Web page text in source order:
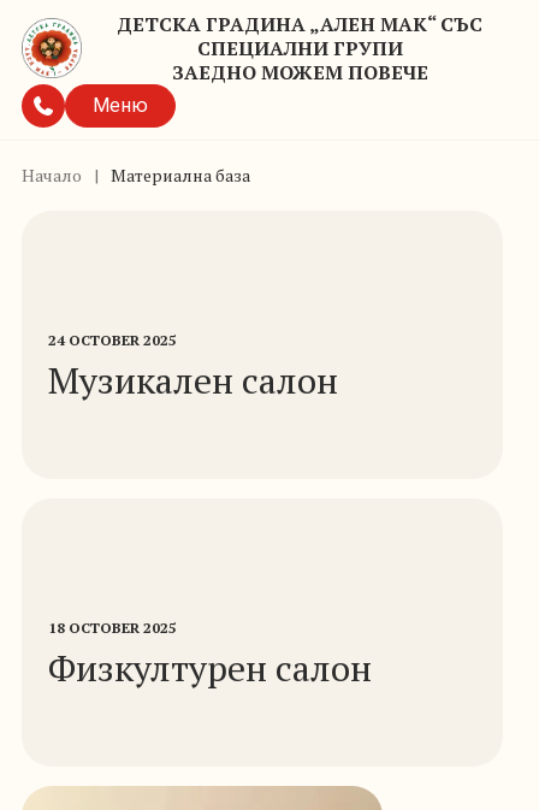
ДЕТСКА ГРАДИНА „АЛЕН МАК“ СЪС
СПЕЦИАЛНИ ГРУПИ
ЗАЕДНО МОЖЕМ ПОВЕЧЕ
Меню
Начало | Материална база
24 OCTOBER 2025
Музикален салон
18 OCTOBER 2025
Физкултурен салон